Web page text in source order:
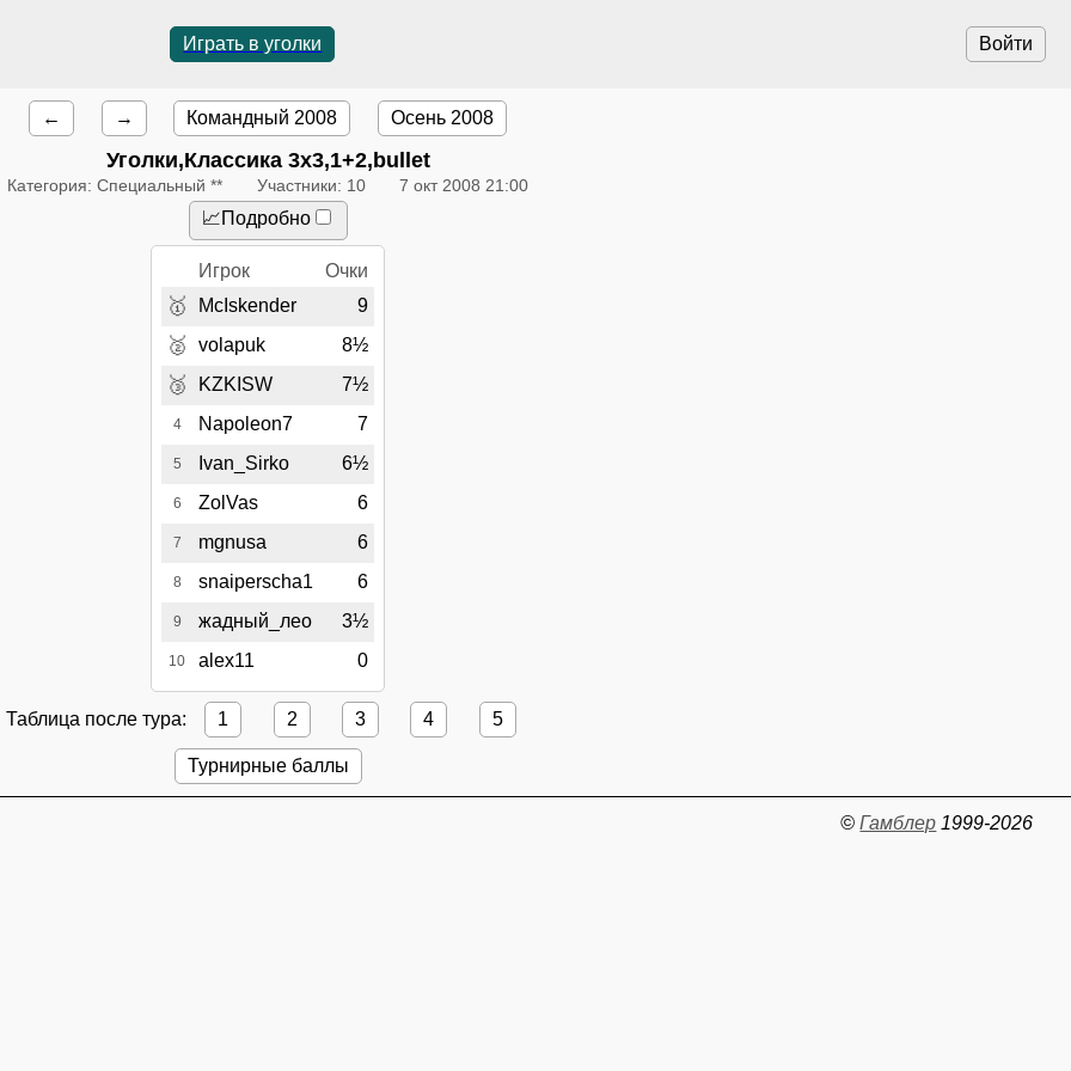
Войти
Играть в уголки
← → Командный 2008 Осень 2008
Уголки,Классика 3x3,1+2,bullet
Категория: Специальный ** Участники: 10 7 окт 2008 21:00
📈Подробно
Игрок Очки
🥇 McIskender 9
🥈 volapuk 8½
🥉 KZKISW 7½
4 Napoleon7 7
5 Ivan_Sirko 6½
6 ZolVas 6
7 mgnusa 6
8 snaiperscha1 6
9 жадный_лео 3½
10 alex11 0
Таблица после тура: 1 2 3 4 5
Турнирные баллы
©Гамблер 1999-2026